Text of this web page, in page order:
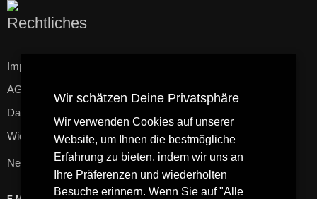
Rechtliches
Impressum
AGB
Datenschutzerklärung
Widerrufsbelehrung
Newsletter
Wir schätzen Deine Privatsphäre
Wir verwenden Cookies auf unserer
Website, um Ihnen die bestmögliche
Erfahrung zu bieten, indem wir uns an
Ihre Präferenzen und wiederholten
Besuche erinnern. Wenn Sie auf "Alle